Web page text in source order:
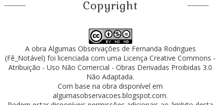
Copyright
A obra Algumas Observações de Fernanda Rodrigues
(Fê_Notável) foi licenciada com uma LicençaCreative Commons -
Atribuição - Uso Não Comercial - Obras Derivadas Proibidas 3.0
Não Adaptada.
Com base na obra disponível em
algumasobservacoes.blogspot.com.